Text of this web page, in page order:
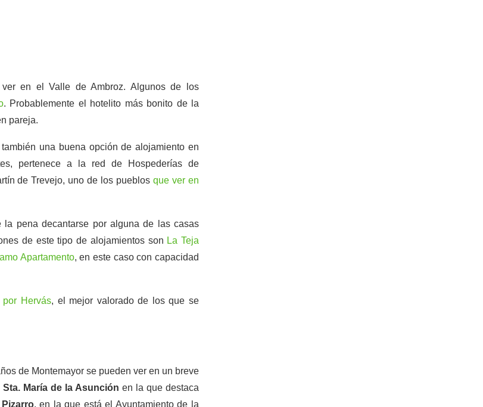
en el Valle de Ambroz. Algunos de los
. Probablemente el hotelito más bonito de la
pareja.
una buena opción de alojamiento en
pertenece a la red de Hospederías de
de Trevejo, uno de los pueblosque ver en
pena decantarse por alguna de las casas
de este tipo de alojamientos son La Teja
Apartamento, en este caso con capacidad
por Hervás, el mejor valorado de los que se
de Montemayor se pueden ver en un breve
Sta. María de la Asunción en la que destaca
Pizarro, en la que está el Ayuntamiento de la